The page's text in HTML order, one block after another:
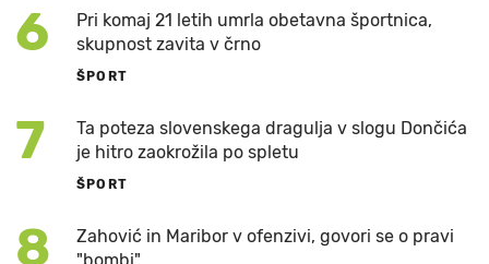
6
Pri komaj 21 letih umrla obetavna športnica,
skupnost zavita v črno
ŠPORT
7
Ta poteza slovenskega dragulja v slogu Dončića
je hitro zaokrožila po spletu
ŠPORT
8
Zahović in Maribor v ofenzivi, govori se o pravi